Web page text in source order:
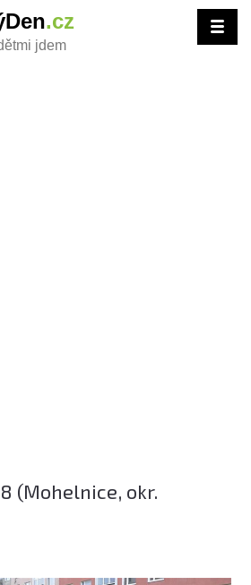
.cz
jdem
(Mohelnice, okr.